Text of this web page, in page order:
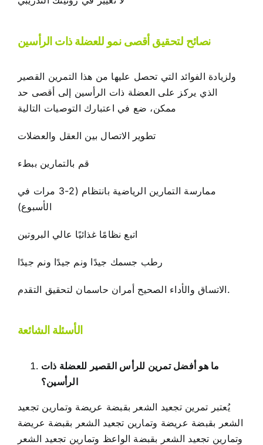
نصائح لتحقيق أقصى نمو للعضلة ذات الرأسين
ولزيادة الفوائد التي تحصل عليها من هذا التمرين القصير
الذي يركز على العضلة ذات الرأسين إلى أقصى حد
ممكن، ضع في اعتبارك التوصيات التالية
تطوير الاتصال بين العقل والعضلات
قم بالتمارين ببطء
ممارسة التمارين الرياضية بانتظام (2-3 مرات في
الأسبوع)
اتبع نظامًا غذائيًا عالي البروتين
رطب جسمك جيدًا ونم جيدًا ونم جيدًا
الاتساق والأداء الصحيح أمران حاسمان لتحقيق التقدم.
الأسئلة الشائعة
ما هو أفضل تمرين للرأس القصير للعضلة ذات
الرأسين؟
يُعتبر تمرين تجعيد الشعر بقبضة عريضة وتمارين تجعيد
الشعر بقبضة عريضة وتمارين تجعيد الشعر بقبضة عريضة
وتمارين تجعيد الشعر بقبضة الواعظ وتمارين تجعيد الشعر